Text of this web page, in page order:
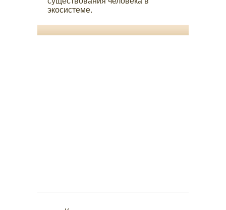
экосистеме.